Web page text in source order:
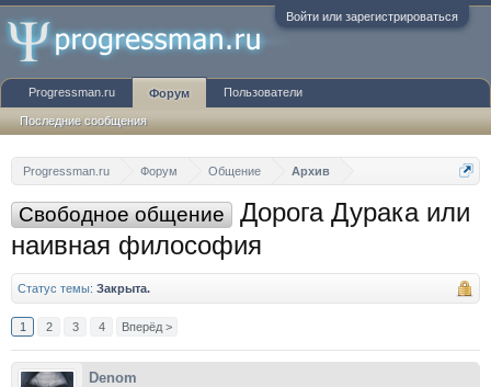
Войти или зарегистрироваться
Progressman.ru Форум Общение Архив
Свободное общение
Дорога Дурака или
наивная философия
Статус темы: Закрыта.
1 2 3 4 Вперёд >
Denom
Progressman.ru Форум
Последние сообщения
Пользователи